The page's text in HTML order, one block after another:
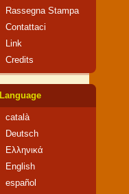
Rassegna Stampa
Contattaci
Link
Credits
Language
català
Deutsch
Ελληνικά
English
español